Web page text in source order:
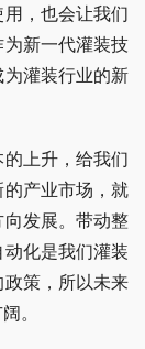
，也会让我们
新一代灌装技
灌装行业的新
上升，给我们
产业市场，就
发展。带动整
化是我们灌装
策，所以未来
。